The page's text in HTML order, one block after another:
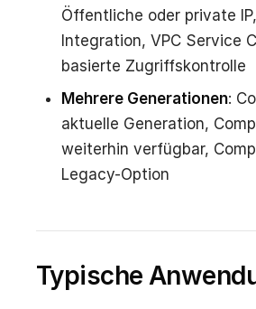
Öffentliche oder private
Integration, VPC Service
basierte Zugriffskontrolle
Mehrere Generationen:
aktuelle Generation,
weiterhin verfügbar,
Legacy-Option
Typische